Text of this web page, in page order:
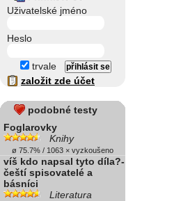
Uživatelské jméno
Heslo
trvale
založit zde účet
podobné testy
Foglarovky
Knihy
ø 75.7% / 1063 × vyzkoušeno
víš kdo napsal tyto díla?-
čeští spisovatelé a
básníci
Literatura